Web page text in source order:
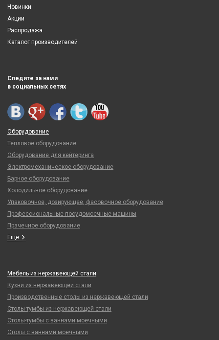
Новинки
Акции
Распродажа
Каталог производителей
Следите за нами
в социальных сетях
Оборудование
Тепловое оборудование
Оборудование для кейтеринга
Электромеханическое оборудование
Барное оборудование
Холодильное оборудование
Упаковочное, дозирующее, фасовочное оборудование
Профессиональные посудомоечные машины
Прачечное оборудование
Еще
Мебель из нержавеющей стали
Кухни из нержавеющей стали
Производственные столы из нержавеющей стали
Столы-тумбы из нержавеющей стали
Столы-тумбы с ваннами моечными
Столы с ваннами моечными